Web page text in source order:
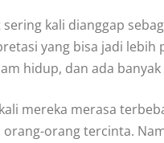
kali dianggap
yang bisa jadi lebih
hidup, dan ada
mereka merasa
orang tercinta.